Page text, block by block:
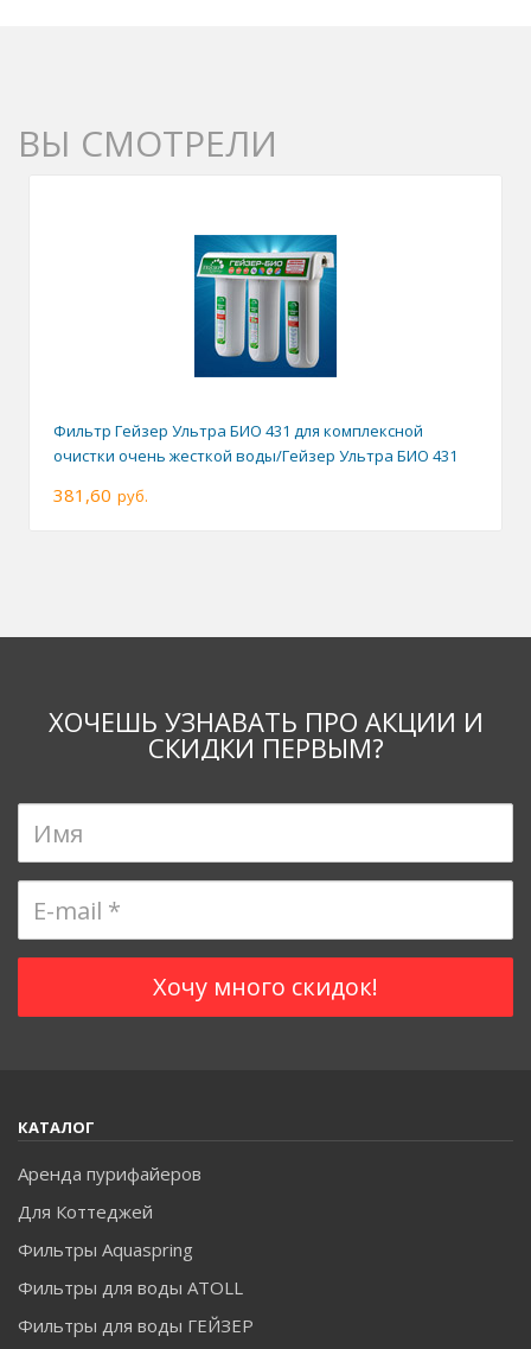
ВЫ СМОТРЕЛИ
Фильтр Гейзер Ультра БИО 431 для комплексной
очистки очень жесткой воды/Гейзер Ультра БИО 431
381,60 руб.
ХОЧЕШЬ УЗНАВАТЬ ПРО АКЦИИ И
СКИДКИ ПЕРВЫМ?
КАТАЛОГ
Аренда пурифайеров
Для Коттеджей
Фильтры Aquaspring
Фильтры для воды ATOLL
Фильтры для воды ГЕЙЗЕР